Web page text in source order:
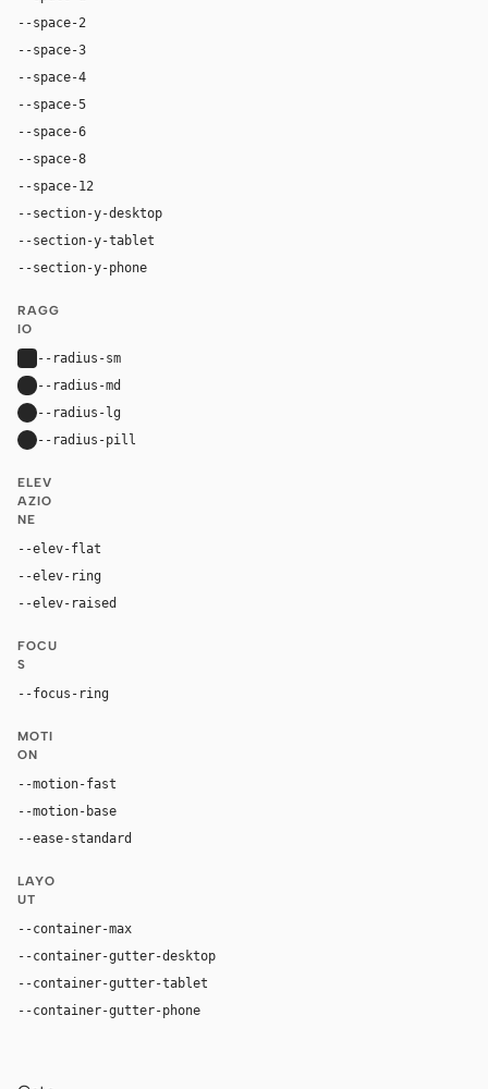
--space-2
--space-3
--space-4
--space-5
--space-6
--space-8
--space-12
--section-y-desktop
--section-y-tablet
--section-y-phone
RAGG
IO
--radius-sm
--radius-md
--radius-lg
--radius-pill
ELEV
AZIO
NE
--elev-flat
--elev-ring
--elev-raised
FOCU
S
--focus-ring
MOTI
ON
--motion-fast
--motion-base
--ease-standard
LAYO
UT
--container-max
--container-gutter-desktop
--container-gutter-tablet
--container-gutter-phone